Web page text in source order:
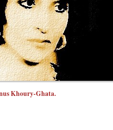
Khoury-Ghata.